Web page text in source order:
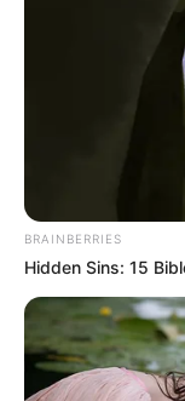
LOCALIDAD
BRAINBERRIES
Hidden Sins: 15